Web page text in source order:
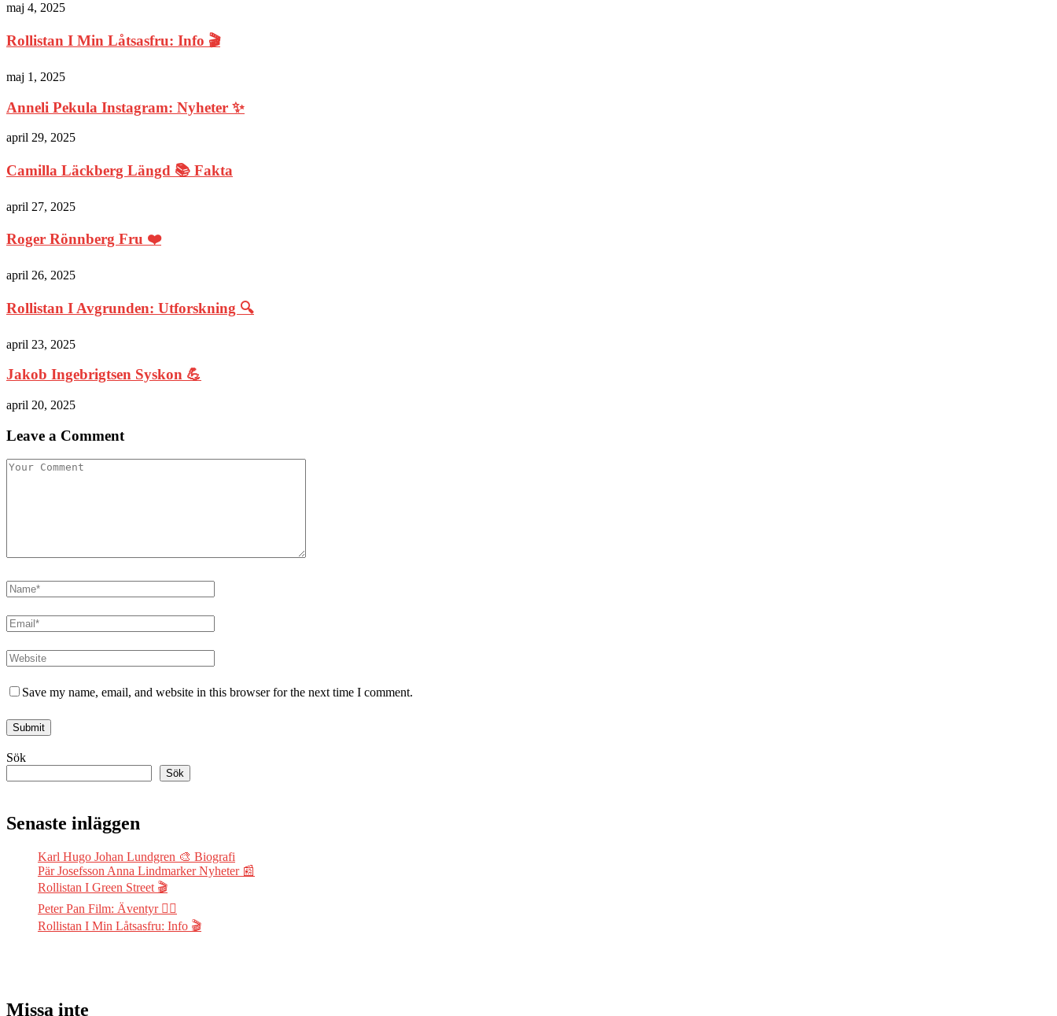
maj 4, 2025
Rollistan I Min Låtsasfru: Info 🎬
maj 1, 2025
Anneli Pekula Instagram: Nyheter ✨
april 29, 2025
Camilla Läckberg Längd 📚 Fakta
april 27, 2025
Roger Rönnberg Fru ❤️
april 26, 2025
Rollistan I Avgrunden: Utforskning 🔍
april 23, 2025
Jakob Ingebrigtsen Syskon 💪
april 20, 2025
Leave a Comment
Save my name, email, and website in this browser for the next time I comment.
Sök
Sök
Senaste inläggen
Karl Hugo Johan Lundgren 🎨 Biografi
Pär Josefsson Anna Lindmarker Nyheter 📰
Rollistan I Green Street 🎬
Peter Pan Film: Äventyr 🧚‍♂️
Rollistan I Min Låtsasfru: Info 🎬
Missa inte